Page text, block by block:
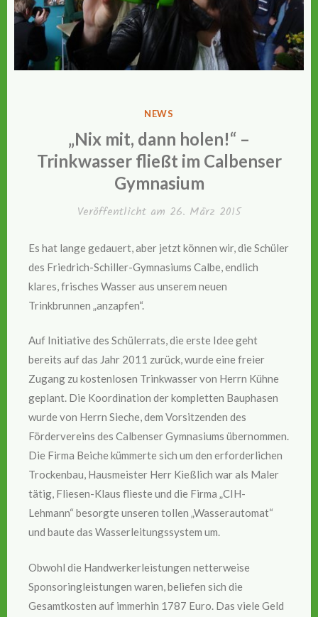
VERÖFFENTLICHT
IN
NEWS
„Nix mit, dann holen!“ –
Trinkwasser fließt im Calbenser
Gymnasium
Veröffentlicht am 26. März 2015
Es hat lange gedauert, aber jetzt können wir, die Schüler
des Friedrich-Schiller-Gymnasiums Calbe, endlich
klares, frisches Wasser aus unserem neuen
Trinkbrunnen „anzapfen“.
Auf Initiative des Schülerrats, die erste Idee geht
bereits auf das Jahr 2011 zurück, wurde eine freier
Zugang zu kostenlosen Trinkwasser von Herrn Kühne
geplant. Die Koordination der kompletten Bauphasen
wurde von Herrn Sieche, dem Vorsitzenden des
Fördervereins des Calbenser Gymnasiums übernommen.
Die Firma Beiche kümmerte sich um den erforderlichen
Trockenbau, Hausmeister Herr Kießlich war als Maler
tätig, Fliesen-Klaus flieste und die Firma „CIH-
Lehmann“ besorgte unseren tollen „Wasserautomat“
und baute das Wasserleitungssystem um.
Obwohl die Handwerkerleistungen netterweise
Sponsoringleistungen waren, beliefen sich die
Gesamtkosten auf immerhin 1787 Euro. Das viele Geld